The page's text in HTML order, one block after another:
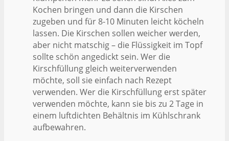
Kochen bringen und dann die Kirschen
zugeben und für 8-10 Minuten leicht köcheln
lassen. Die Kirschen sollen weicher werden,
aber nicht matschig – die Flüssigkeit im Topf
sollte schön angedickt sein. Wer die
Kirschfüllung gleich weiterverwenden
möchte, soll sie einfach nach Rezept
verwenden. Wer die Kirschfüllung erst später
verwenden möchte, kann sie bis zu 2 Tage in
einem luftdichten Behältnis im Kühlschrank
aufbewahren.